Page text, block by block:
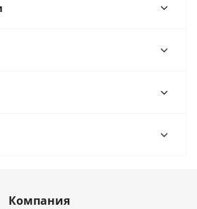
Компания